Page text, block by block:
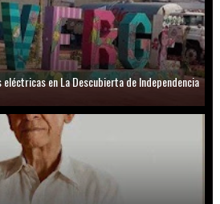
en La Descubierta de Independencia